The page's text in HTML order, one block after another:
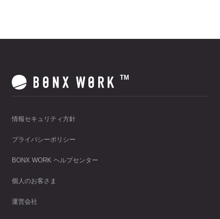
ることはできません。
TM
情報セキュリティ方針
プライバシーポリシー
BONX WORK ヘルプセンター
個人のお客さま
運営会社